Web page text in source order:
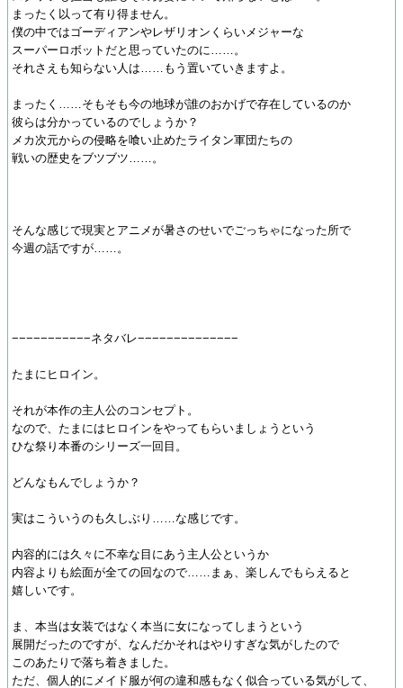
まったく以って有り得ません。
僕の中ではゴーディアンやレザリオンくらいメジャーな
スーパーロボットだと思っていたのに……。
それさえも知らない人は……もう置いていきますよ。
まったく……そもそも今の地球が誰のおかげで存在しているのか
彼らは分かっているのでしょうか？
メカ次元からの侵略を喰い止めたライタン軍団たちの
戦いの歴史をブツブツ……。
そんな感じで現実とアニメが暑さのせいでごっちゃになった所で
今週の話ですが……。
−−−−−−−−−−−ネタバレ−−−−−−−−−−−−−−
たまにヒロイン。
それが本作の主人公のコンセプト。
なので、たまにはヒロインをやってもらいましょうという
ひな祭り本番のシリーズ一回目。
どんなもんでしょうか？
実はこういうのも久しぶり……な感じです。
内容的には久々に不幸な目にあう主人公というか
内容よりも絵面が全ての回なので……まぁ、楽しんでもらえると
嬉しいです。
ま、本当は女装ではなく本当に女になってしまうという
展開だったのですが、なんだかそれはやりすぎな気がしたので
このあたりで落ち着きました。
ただ、個人的にメイド服が何の違和感もなく似合っている気がして、